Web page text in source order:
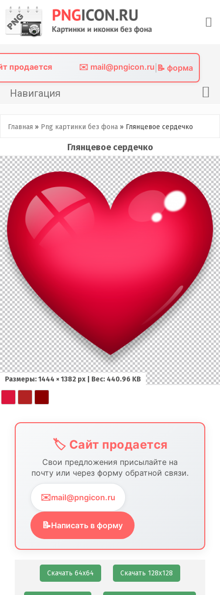
content
продается ✉️ mail@pngicon.ru 📝 форма
Навигация
Png иконки
Картинки без фона
Фото без фона
Контакты
Главная » Png картинки без фона » Глянцевое сердечко
Глянцевое сердечко
Размеры: 1444 × 1382 px | Вес: 440.96 KB
🏷️ Сайт продается
Свои предложения присылайте на
почту или через форму обратной связи.
✉️mail@pngicon.ru
📝Написать в форму
Скачать 64х64 Скачать 128х128